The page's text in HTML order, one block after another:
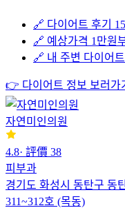
🔗 다이어트 후기
🔗 예상가격 1만원
🔗 내 주변 다이어
👉 다이어트 정보 보러가
자연미인의원
4.8· 評價 38
피부과
경기도 화성시 동탄구 동
311~312호 (목동)